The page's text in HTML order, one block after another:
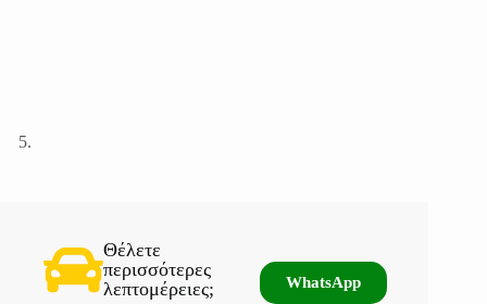
Θέλετε
περισσότερες
λεπτομέρειες;
WhatsApp